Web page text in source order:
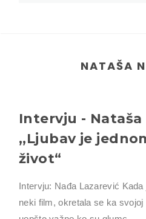
NATAŠA
Intervju - Nataša
,,Ljubav je
život“
Intervju: Nađa Lazarević
neki film, okretala se ka